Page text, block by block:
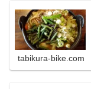
tabikura-bike.com